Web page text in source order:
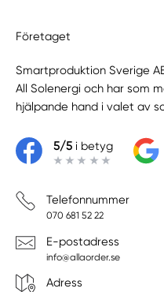
Företaget
Smartproduktion Sverige
All Solenergi och har som
hjälpande hand i valet av
5/5i betyg
Telefonnummer
070 681 52 22
E-postadress
info@allaorder.se
Adress